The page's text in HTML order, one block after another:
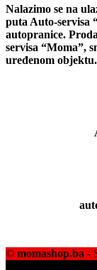
Nalazimo se na
puta Auto-servisa
autopranice.
servisa “Moma”,
uređenom objektu.
© momashop.ba -